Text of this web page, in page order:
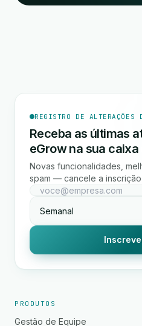
REGISTRO DE ALTERAÇÕES
Receba as últimas
eGrow na sua
Novas funcionalidades,
spam — cancele a
PRODUTOS
Gestão de Equipe